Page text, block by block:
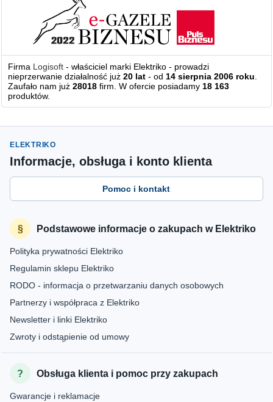
Firma Logisoft - właściciel marki Elektriko - prowadzi
nieprzerwanie działalność już20 lat - od14 sierpnia 2006 roku.
Zaufało nam już28018 firm. W ofercie posiadamy18 163
produktów.
ELEKTRIKO
Informacje, obsługa i konto klienta
Pomoc i kontakt
Podstawowe informacje o zakupach w Elektriko
Polityka prywatności Elektriko
Regulamin sklepu Elektriko
RODO - informacja o przetwarzaniu danych osobowych
Partnerzy i współpraca z Elektriko
Newsletter i linki Elektriko
Zwroty i odstąpienie od umowy
Obsługa klienta i pomoc przy zakupach
Gwarancje i reklamacje